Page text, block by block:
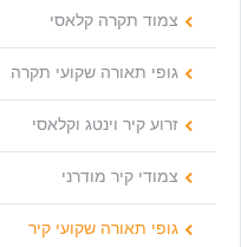
צמוד תקרה קלאסי
גופי תאורה שקועי תקרה
זרוע קיר וינטג וקלאסי
צמודי קיר מודרני
גופי תאורה שקועי קיר